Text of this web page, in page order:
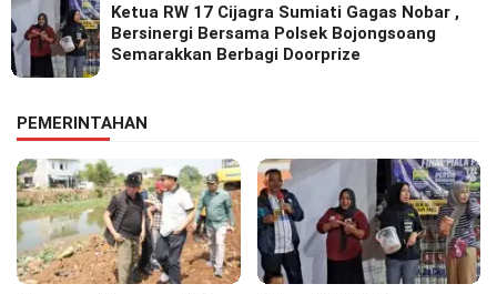
Ketua RW 17 Cijagra Sumiati Gagas Nobar ,
Bersinergi Bersama Polsek Bojongsoang
Semarakkan Berbagi Doorprize
PEMERINTAHAN